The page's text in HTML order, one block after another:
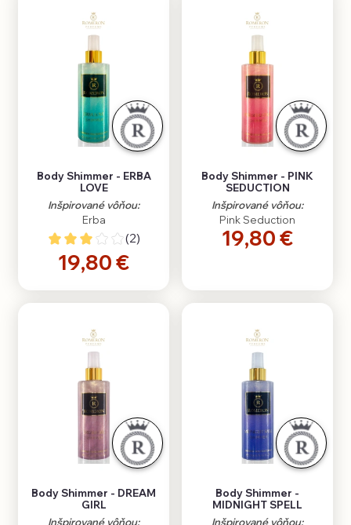
Body Shimmer - ERBA
LOVE
Inšpirované vôňou:
Erba
(2)
19,80 €
Body Shimmer - PINK
SEDUCTION
Inšpirované vôňou:
Pink Seduction
19,80 €
Body Shimmer - DREAM
GIRL
Inšpirované vôňou:
Body Shimmer -
MIDNIGHT SPELL
Inšpirované vôňou: